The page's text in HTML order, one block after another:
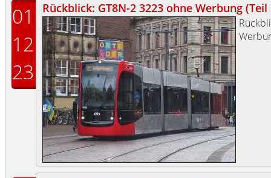
01
12
23
Rückblick: GT8N-2 3223 ohne Werbung (Teil